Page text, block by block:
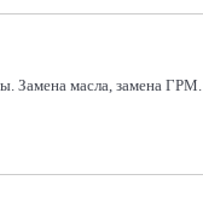
масла, замена ГРМ.